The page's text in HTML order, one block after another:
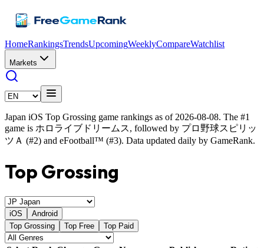
HomeRankingsTrendsUpcomingWeeklyCompareWatchlist
Markets
Japan iOS Top Grossing game rankings as of 2026-08-08. The #1
game is ホロライブドリームス, followed by プロ野球スピリッ
ツＡ (#2) and eFootball™ (#3). Data updated daily by GameRank.
Top Grossing
iOS
Android
Top Grossing
Top Free Top Paid